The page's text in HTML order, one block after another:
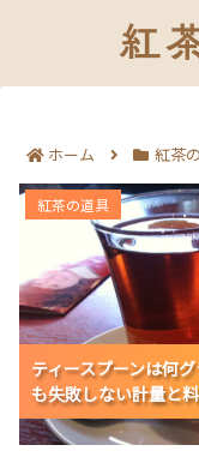
ホーム 紅茶
ティースプーンは何
者でも失敗しな
ティースプーンは何
も失敗しない計量と
ティースプーンは何
も失敗しない計量と
ティースプーンは何
も失敗しない計量と
紅茶の道具